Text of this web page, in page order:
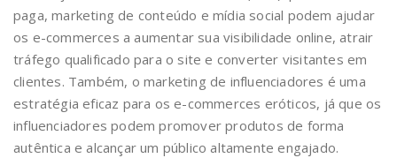
paga, marketing de conteúdo e mídia social podem ajudar
os e-commerces a aumentar sua visibilidade online, atrair
tráfego qualificado para o site e converter visitantes em
clientes. Também, o marketing de influenciadores é uma
estratégia eficaz para os e-commerces eróticos, já que os
influenciadores podem promover produtos de forma
autêntica e alcançar um público altamente engajado.